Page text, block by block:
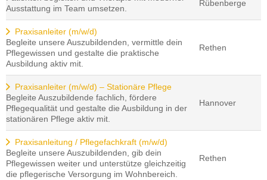
Ausstattung im Team umsetzen.
Rübenberge
Praxisanleiter (m/w/d)
Begleite unsere Auszubildenden, vermittle dein
Pflegewissen und gestalte die praktische
Ausbildung aktiv mit.
Rethen
Praxisanleiter (m/w/d) – Stationäre Pflege
Begleite Auszubildende fachlich, fördere
Pflegequalität und gestalte die Ausbildung in der
stationären Pflege aktiv mit.
Hannover
Praxisanleitung / Pflegefachkraft (m/w/d)
Begleite unsere Auszubildenden, gib dein
Pflegewissen weiter und unterstütze gleichzeitig
die pflegerische Versorgung im Wohnbereich.
Rethen